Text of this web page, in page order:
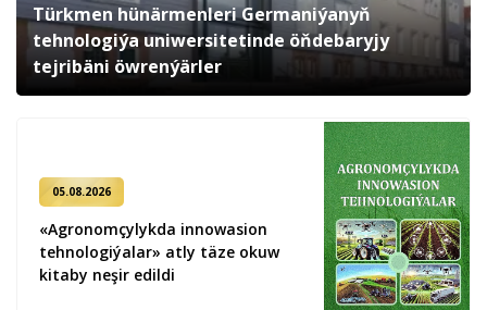
Türkmen hünärmenleri Germaniýanyň
tehnologiýa uniwersitetinde öňdebaryjy
tejribäni öwrenýärler
05.08.2026
«Agronomçylykda innowasion
tehnologiýalar» atly täze okuw
kitaby neşir edildi